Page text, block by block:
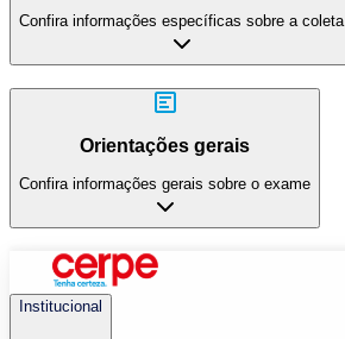
Confira informações específicas sobre a coleta
Orientações gerais
Confira informações gerais sobre o exame
Institucional